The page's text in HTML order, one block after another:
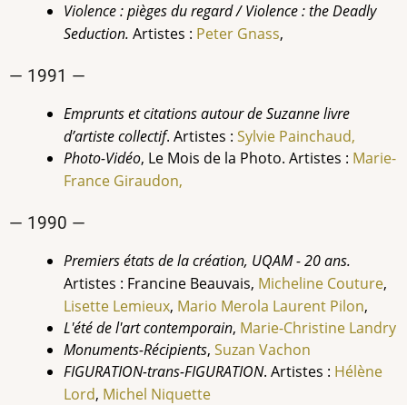
Violence : pièges du regard / Violence : the Deadly
Seduction. Artistes : Peter Gnass,
— 1991 —
Emprunts et citations autour de Suzanne livre
d’artiste collectif. Artistes : Sylvie Painchaud,
Photo-Vidéo, Le Mois de la Photo. Artistes : Marie-
France Giraudon,
— 1990 —
Premiers états de la création, UQAM - 20 ans.
Artistes : Francine Beauvais, Micheline Couture,
Lisette Lemieux, Mario Merola Laurent Pilon,
L'été de l'art contemporain, Marie-Christine Landry
Monuments-Récipients, Suzan Vachon
FIGURATION-trans-FIGURATION. Artistes : Hélène
Lord, Michel Niquette